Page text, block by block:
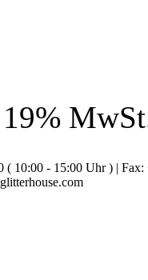
19%
( 10:00 - 15:00 Uhr ) | Fax: